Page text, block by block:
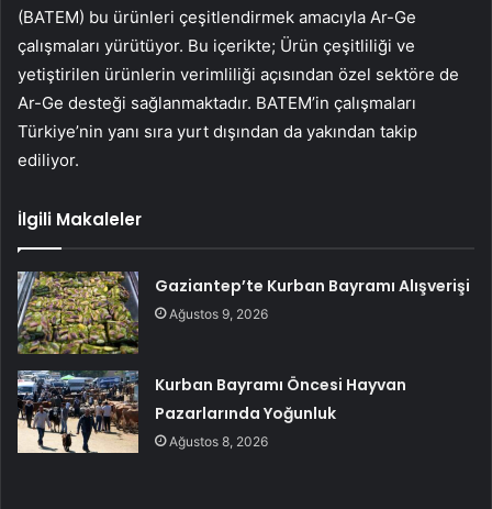
(BATEM) bu ürünleri çeşitlendirmek amacıyla Ar-Ge
çalışmaları yürütüyor. Bu içerikte; Ürün çeşitliliği ve
yetiştirilen ürünlerin verimliliği açısından özel sektöre de
Ar-Ge desteği sağlanmaktadır. BATEM’in çalışmaları
Türkiye’nin yanı sıra yurt dışından da yakından takip
ediliyor.
İlgili Makaleler
Gaziantep’te Kurban Bayramı Alışverişi
Ağustos 9, 2026
Kurban Bayramı Öncesi Hayvan
Pazarlarında Yoğunluk
Ağustos 8, 2026